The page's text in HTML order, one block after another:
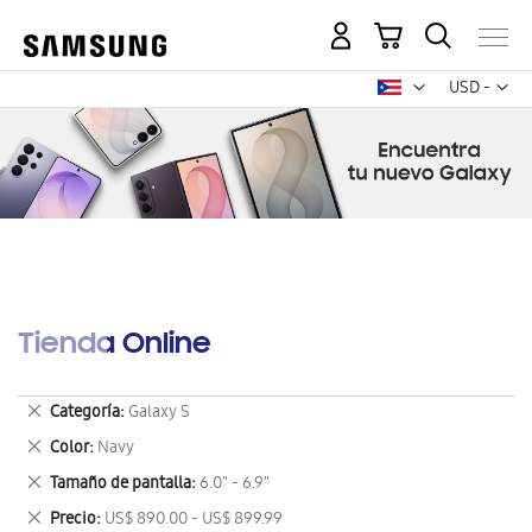
USD -
dólar
Mi carrito
Tienda Online
Categoría Galaxy S
Eliminar
este
artículo
Color Navy
Eliminar
este
artículo
Tamaño de pantalla 6.0" - 6.9"
Eliminar
este
Precio US$ 890.00 - US$ 899.99
Eliminar